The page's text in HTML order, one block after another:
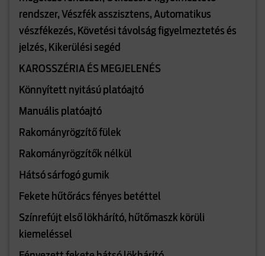
rendszer, Vészfék asszisztens, Automatikus
vészfékezés, Követési távolság figyelmeztetés és
jelzés, Kikerülési segéd
KAROSSZÉRIA ÉS MEGJELENÉS
Könnyített nyitású platóajtó
Manuális platóajtó
Rakományrögzítő fülek
Rakományrögzítők nélkül
Hátsó sárfogó gumik
Fekete hűtőrács fényes betéttel
Színrefújt első lökhárító, hűtőmaszk körüli
kiemeléssel